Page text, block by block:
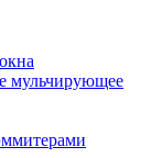
мульчирующее